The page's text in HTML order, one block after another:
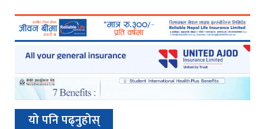
यो पनि पढ्नुहोस्